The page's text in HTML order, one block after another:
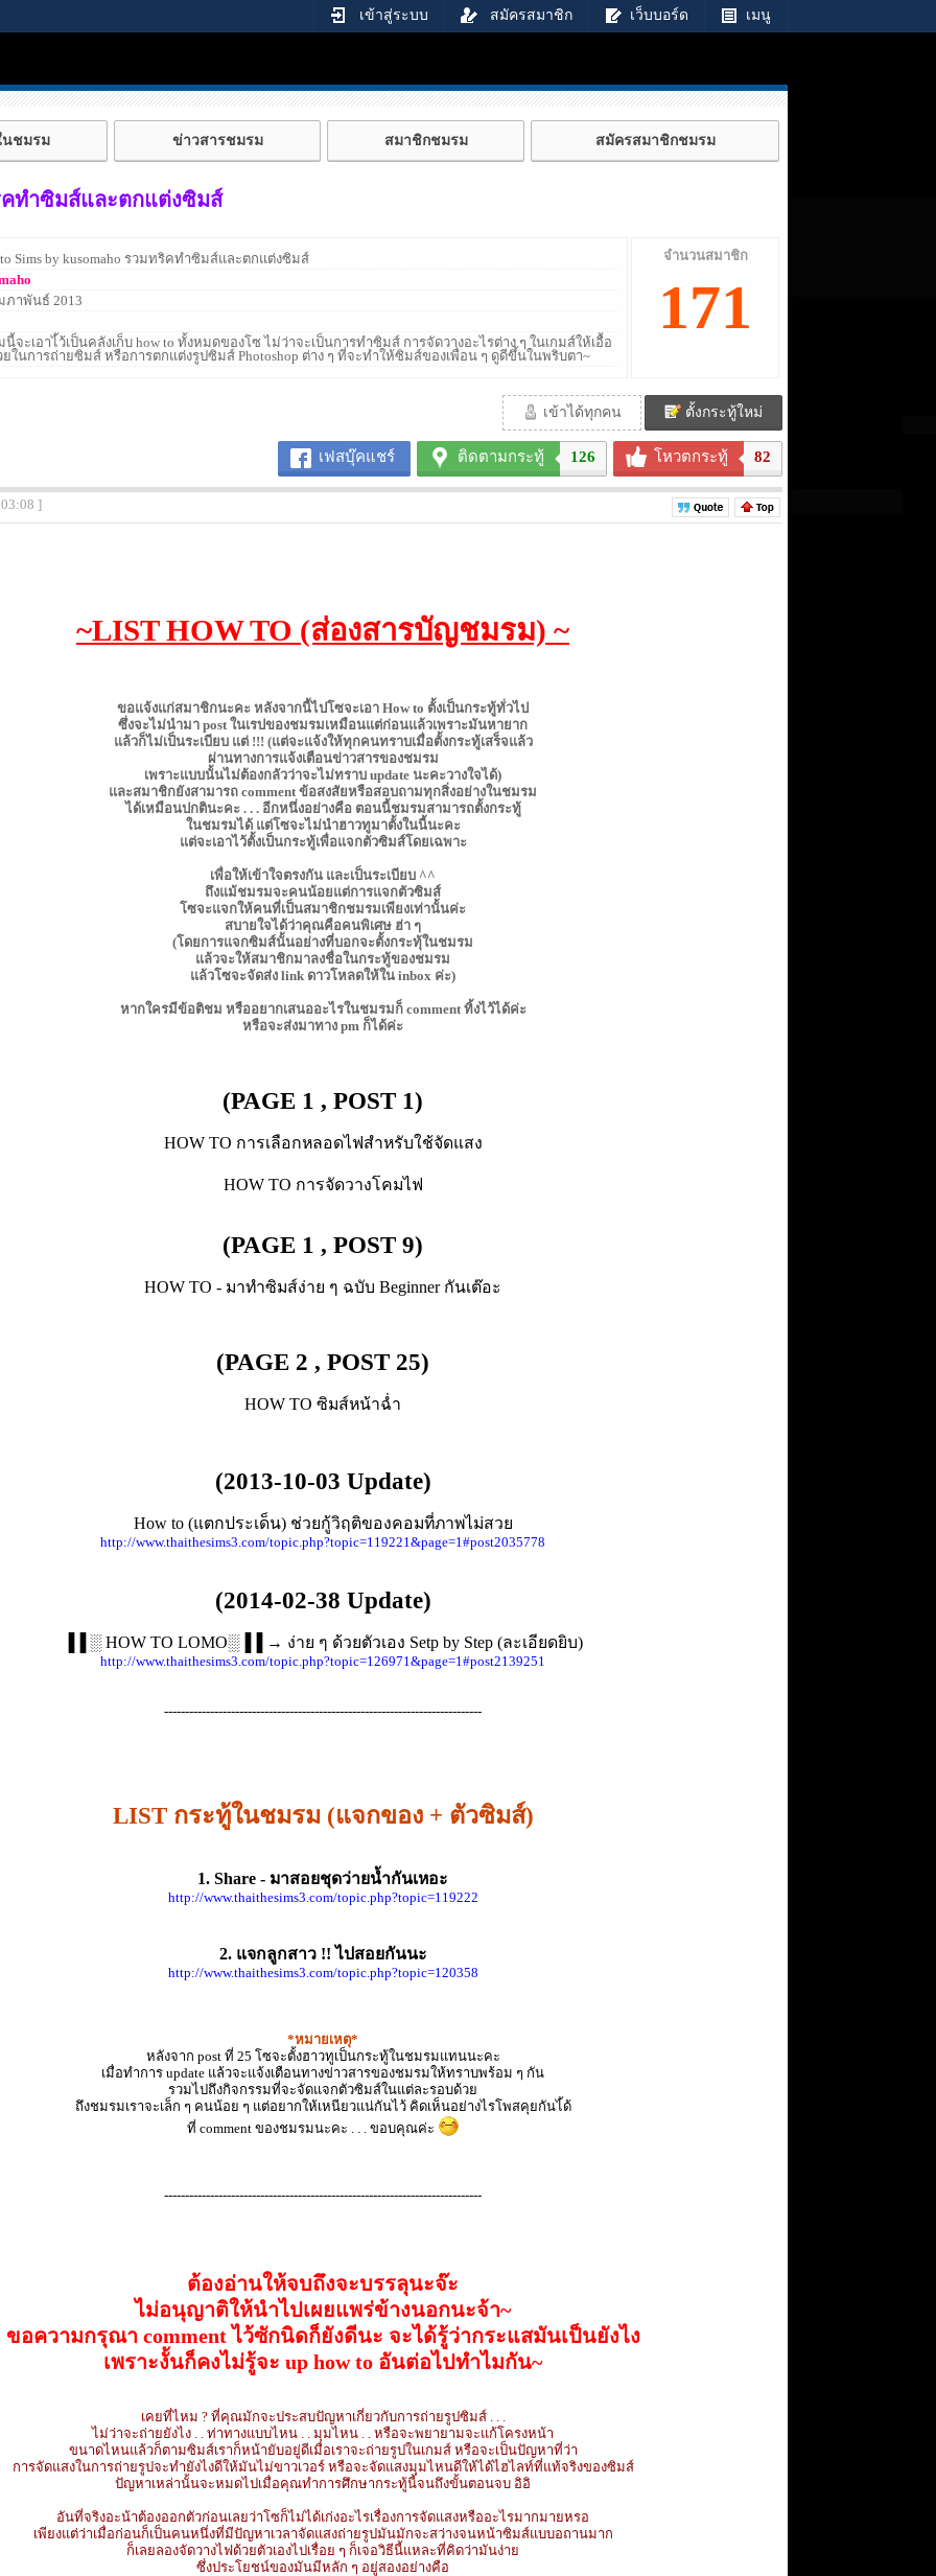
เข้าสู่ระบบ สมัครสมาชิก เว็บบอร์ด เมนู
นชมรม ข่าวสารชมรม สมาชิกชมรม สมัครสมาชิกชมรม
คทำซิมส์และตกแต่งซิมส์
Sims by kusomaho รวมทริคทำซิมส์และตกแต่งซิมส์
ภาพันธ์ 2013
จะเอาไ้ว้เป็นคลังเก็บ how to ทั้งหมดของโซ ไม่ว่าจะเป็นการทำซิมส์ การจัดวางอะไรต่าง ๆ ในเกมส์ให้เอื้อ
ในการถ่ายซิมส์ หรือการตกแต่งรูปซิมส์ Photoshop ต่าง ๆ ที่จะทำให้ซิมส์ของเพื่อน ๆ ดูดีขึ้นในพริบตา~
จำนวนสมาชิก
171
เข้าได้ทุกคน ตั้งกระทู้ใหม่
เฟสบุ๊คแชร์ ติดตามกระทู้ 126 โหวตกระทู้ 82
]
~LIST HOW TO (ส่องสารบัญชมรม) ~
ขอแจ้งแก่สมาชิกนะคะ หลังจากนี้ไปโซจะเอา How to ตั้งเป็นกระทู้ทั่วไป
ซึ่งจะไม่นำมา post ในเรปของชมรมเหมือนแต่ก่อนแล้วเพราะมันหายาก
แล้วก็ไม่เป็นระเบียบ แต่ !!! (แต่จะแจ้งให้ทุกคนทราบเมื่อตั้งกระทู้เสร็จแล้ว
ผ่านทางการแจ้งเตือนข่าวสารของชมรม
เพราะแบบนั้นไม่ต้องกลัวว่าจะไม่ทราบ update นะคะวางใจได้)
และสมาชิกยังสามารถ comment ข้อสงสัยหรือสอบถามทุกสิ่งอย่างในชมรม
ได้เหมือนปกตินะคะ . . . อีกหนึ่งอย่างคือ ตอนนี้ชมรมสามารถตั้งกระทู้
ในชมรมได้ แต่โซจะไม่นำฮาวทูมาตั้งในนี้นะคะ
แต่จะเอาไว้ตั้งเป็นกระทู้เพื่อแจกตัวซิมส์โดยเฉพาะ
เพื่อให้เข้าใจตรงกัน และเป็นระเบียบ ^^
ถึงแม้ชมรมจะคนน้อยแต่การแจกตัวซิมส์
โซจะแจกให้คนที่เป็นสมาชิกชมรมเพียงเท่านั้นค่ะ
สบายใจได้ว่าคุณคือคนพิเศษ ฮ่า ๆ
(โดยการแจกซิมส์นั้นอย่างที่บอกจะตั้งกระทุ้ในชมรม
แล้วจะให้สมาชิกมาลงชื่อในกระทู้ของชมรม
แล้วโซจะจัดส่ง link ดาวโหลดให้ใน inbox ค่ะ)
หากใครมีข้อติชม หรืออยากเสนออะไรในชมรมก็ comment ทิ้งไว้ได้ค่ะ
หรือจะส่งมาทาง pm ก็ได้ค่ะ
(PAGE 1 , POST 1)
HOW TO การเลือกหลอดไฟสำหรับใช้จัดแสง
HOW TO การจัดวางโคมไฟ
(PAGE 1 , POST 9)
HOW TO - มาทำซิมส์ง่าย ๆ ฉบับ Beginner กันเต๊อะ
(PAGE 2 , POST 25)
HOW TO ซิมส์หน้าฉ่ำ
(2013-10-03 Update)
How to (แตกประเด็น) ช่วยกู้วิฤติของคอมที่ภาพไม่สวย
http://www.thaithesims3.com/topic.php?topic=119221&page=1#post2035778
(2014-02-38 Update)
▐▐ ░ HOW TO LOMO░▐▐ → ง่าย ๆ ด้วยตัวเอง Setp by Step (ละเอียดยิบ)
http://www.thaithesims3.com/topic.php?topic=126971&page=1#post2139251
----------------------------------------------------------------------------
LIST กระทู้ในชมรม (แจกของ + ตัวซิมส์)
1. Share - มาสอยชุดว่ายน้ำกันเหอะ
http://www.thaithesims3.com/topic.php?topic=119222
2. แจกลูกสาว !! ไปสอยกันนะ
http://www.thaithesims3.com/topic.php?topic=120358
*หมายเหตุ*
หลังจาก post ที่ 25 โซจะตั้งฮาวทูเป็นกระทู้ในชมรมแทนนะคะ
เมื่อทำการ update แล้วจะแจ้งเตือนทางข่าวสารของชมรมให้ทราบพร้อม ๆ กัน
รวมไปถึงกิจกรรมที่จะจัดแจกตัวซิมส์ในแต่ละรอบด้วย
ถึงชมรมเราจะเล็ก ๆ คนน้อย ๆ แต่อยากให้เหนียวแน่กันไว้ คิดเห็นอย่างไรโพสคุยกันไ้ด้
ที่ comment ของชมรมนะคะ . . . ขอบคุณค่ะ
----------------------------------------------------------------------------
ต้องอ่านให้จบถึงจะบรรลุนะจ๊ะ
ไม่อนุญาติให้นำไปเผยแพร่ข้างนอกนะจ้า~
ขอความกรุณา comment ไว้ซักนิดก็ยังดีนะ จะได้รู้ว่ากระแสมันเป็นยังไง
เพราะงั้นก็คงไม่รู้จะ up how to อันต่อไปทำไมกัน~
เคยที่ไหม ? ที่คุณมักจะประสบปัญหาเกี่ยวกับการถ่ายรูปซิมส์ . . .
ไม่ว่าจะถ่ายยังไง . . ท่าทางแบบไหน . . มุมไหน . . หรือจะพยายามจะแก้โครงหน้า
ขนาดไหนแล้วก็ตามซิมส์เราก็หน้ายับอยู่ดีเมื่อเราจะถ่ายรูปในเกมส์ หรือจะเป็นปัญหาที่ว่า
การจัดแสงในการถ่ายรูปจะทำยังไงดีให้มันไม่ขาวเวอร์ หรือจะจัดแสงมุมไหนดีให้ได้ไฮไลท์ที่แท้จริงของซิมส์
ปัญหาเหล่านั้นจะหมดไปเมื่อคุณทำการศึกษากระทู้นี้จนถึงขั้นตอนจบ อิอิ
อันที่จริงอะน้าต้องออกตัวก่อนเลยว่าโซก็ไม่ได้เก่งอะไรเรื่องการจัดแสงหรืออะไรมากมายหรอ
เพียงแต่ว่าเมื่อก่อนก็เป็นคนหนึ่งที่มีปัญหาเวลาจัดแสงถ่ายรูปมันมักจะสว่างจนหน้าซิมส์แบบอถานมาก
ก็เลยลองจัดวางไฟด้วยตัวเองไปเรื่อย ๆ ก็เจอวิธีนี้แหละที่คิดว่ามันง่าย
ซึ่งประโยชน์ของมันมีหลัก ๆ อยู่สองอย่างคือ